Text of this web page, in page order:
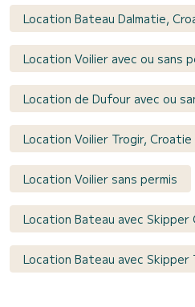
Location Bateau Dalmatie,
Location Voilier avec ou sans
Location de Dufour avec ou
Location Voilier Trogir, Croatie
Location Voilier sans permis
Location Bateau avec Skipper
Location Bateau avec Skipper